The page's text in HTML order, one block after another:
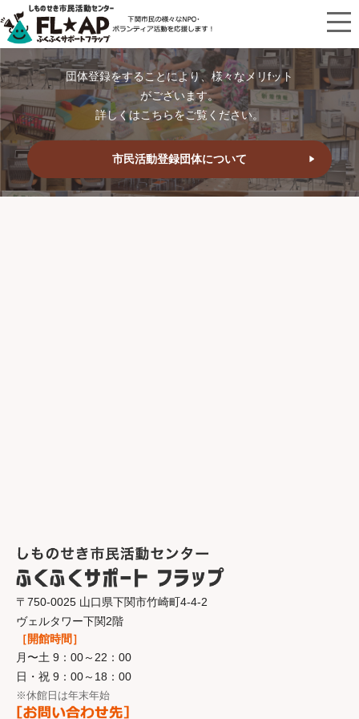
団体登録をすることにより、様々なメリfット
がございます。
詳しくはこちらをご覧ください。
市民活動登録団体について
〒750-0025 山口県下関市竹崎町4-4-2
ヴェルタワー下関2階
［開館時間］
月〜土 9：00～22：00
日・祝 9：00～18：00
※休館日は年末年始